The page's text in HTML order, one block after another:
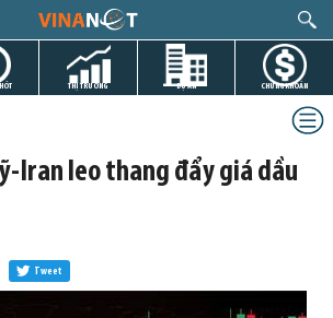
THỊ TRƯỜNG DỰ ÁN CHỨNG KHOÁN
Iran leo thang đẩy giá dầu
Tweet